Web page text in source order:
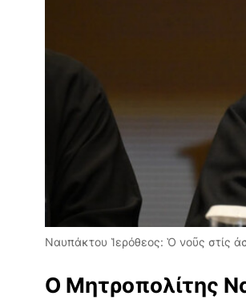
Ναυπάκτου Ἱερόθεος: Ὁ νοῦς στίς
Ο Μητροπολίτης